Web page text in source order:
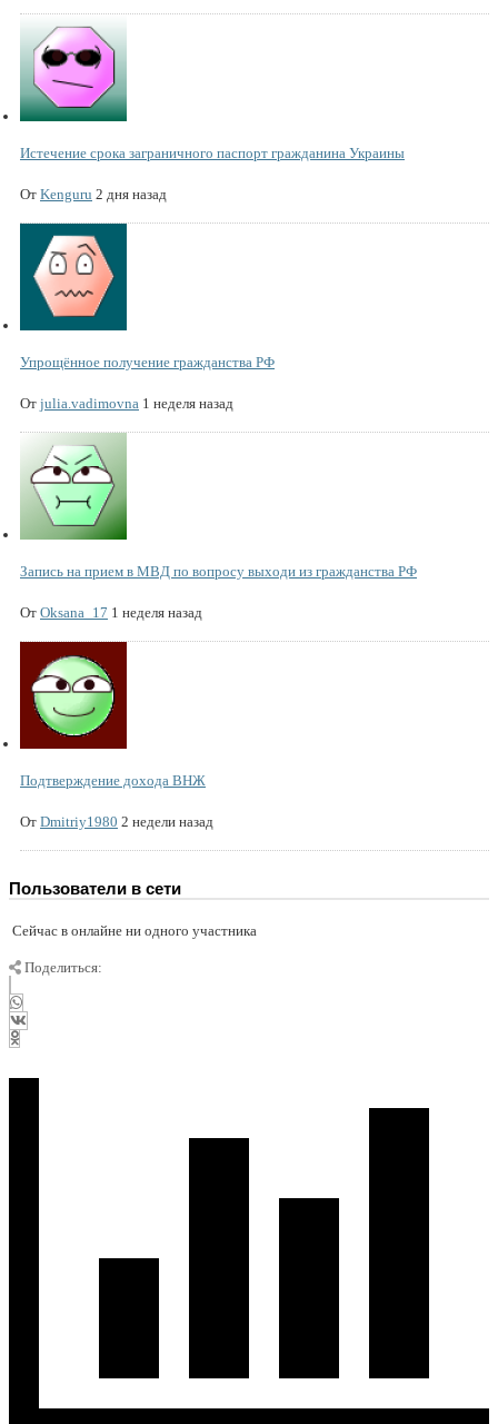
Истечение срока заграничного паспорт гражданина Украины
От Kenguru 2 дня назад
Упрощённое получение гражданства РФ
От julia.vadimovna 1 неделя назад
Запись на прием в МВД по вопросу выходи из гражданства РФ
От Oksana_17 1 неделя назад
Подтверждение дохода ВНЖ
От Dmitriy1980 2 недели назад
Пользователи в сети
Сейчас в онлайне ни одного участника
Поделиться: